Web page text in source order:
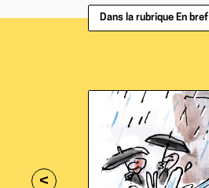
<
Dans la rubrique En bref